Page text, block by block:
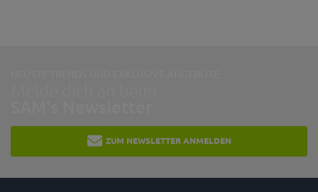
ZUM NEWSLETTER ANMELDEN